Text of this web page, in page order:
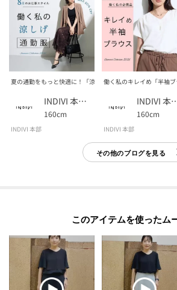
夏の通勤をもっと快適に！「涼しげ通勤服」
INDIVI 本部スタッフ
160cm
INDIVI 本部
働く私のキレイめ「半袖
INDIVI 本
160cm
INDIVI 本部
その他のブログを見る
このアイテムを使ったム